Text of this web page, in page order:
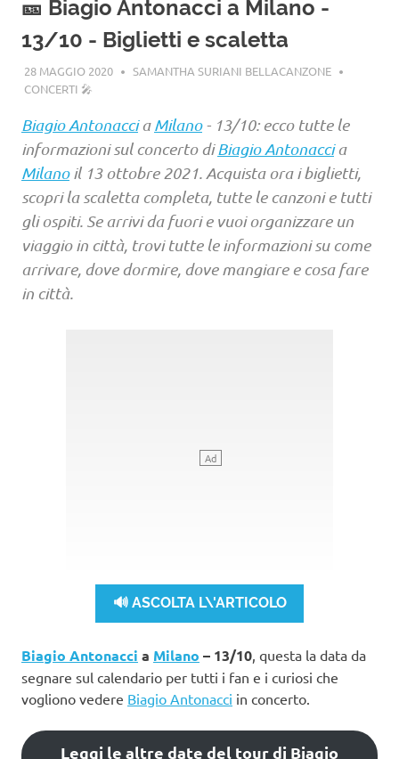
🎫 Biagio Antonacci a Milano -
13/10 - Biglietti e scaletta
28 MAGGIO 2020
SAMANTHA SURIANI BELLACANZONE
CONCERTI 🎤
Biagio AntonacciaMilano- 13/10: ecco tutte le
informazioni sul concerto diBiagio Antonaccia
Milanoil 13 ottobre 2021. Acquista ora i biglietti,
scopri la scaletta completa, tutte le canzoni e tutti
gli ospiti. Se arrivi da fuori e vuoi organizzare un
viaggio in città, trovi tutte le informazioni su come
arrivare, dove dormire, dove mangiare e cosa fare
in città.
🔊 ASCOLTA L\'ARTICOLO
Biagio Antonacci a Milano – 13/10 , questa la data da
segnare sul calendario per tutti i fan e i curiosi che
vogliono vedere Biagio Antonacci in concerto.
Leggi le altre date del tour di Biagio